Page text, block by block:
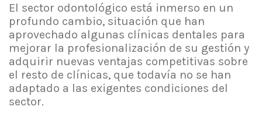
El sector odontológico está inmerso en un
profundo cambio, situación que han
aprovechado algunas clínicas dentales para
mejorar la profesionalización de su gestión y
adquirir nuevas ventajas competitivas sobre
el resto de clínicas, que todavía no se han
adaptado a las exigentes condiciones del
sector.